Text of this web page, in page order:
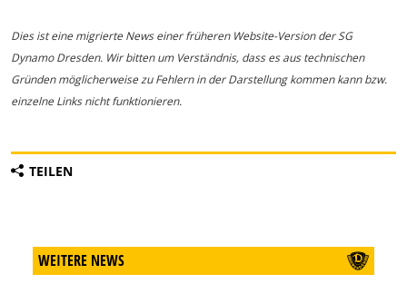
Dies ist eine migrierte News einer früheren Website-Version der SG
Dynamo Dresden. Wir bitten um Verständnis, dass es aus technischen
Gründen möglicherweise zu Fehlern in der Darstellung kommen kann bzw.
einzelne Links nicht funktionieren.
TEILEN
WEITERE NEWS